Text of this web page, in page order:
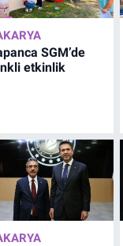
SGM’de
etkinlik